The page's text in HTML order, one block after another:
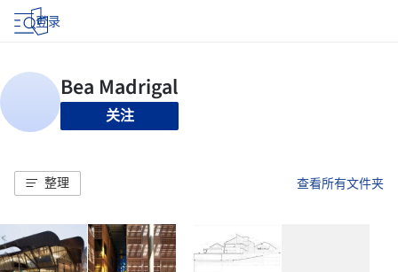
登录
关注
整理 查看所有文件夹